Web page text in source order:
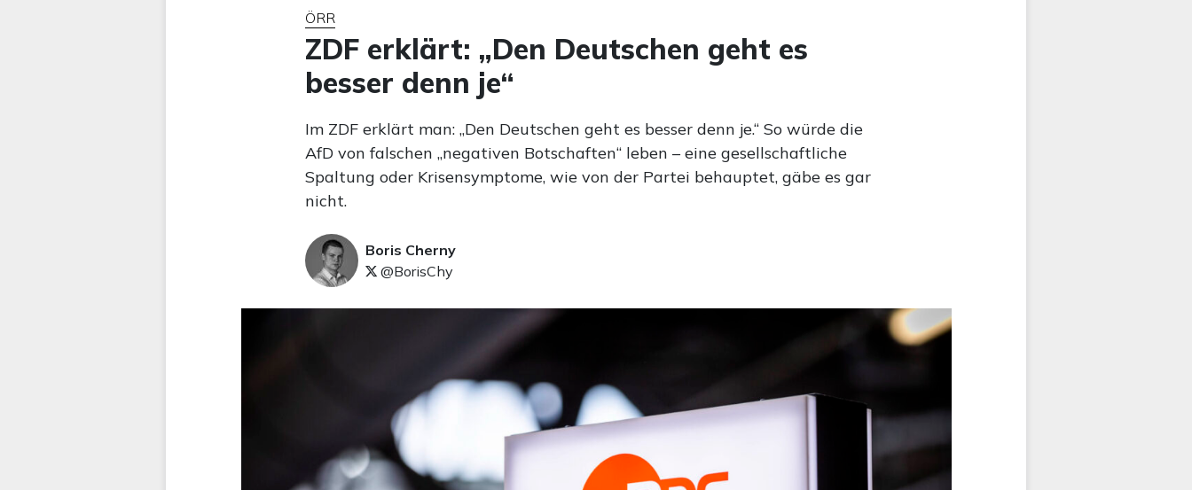
ÖRR
ZDF erklärt: „Den Deutschen geht es
besser denn je“
Im ZDF erklärt man: „Den Deutschen geht es besser denn je.“ So würde die
AfD von falschen „negativen Botschaften“ leben – eine gesellschaftliche
Spaltung oder Krisensymptome, wie von der Partei behauptet, gäbe es gar
nicht.
Boris Cherny
@BorisChy